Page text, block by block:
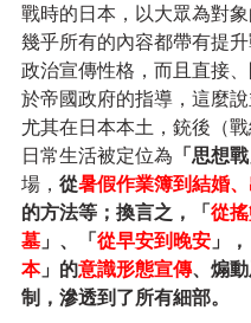
戰時的日本，以大眾為對象
幾乎所有的內容都帶有提
政治宣傳性格，而且直接
於帝國政府的指導，這麼說
尤其在日本本土，銃後（
日常生活被定位為 「思想戰
場， 從暑假作業簿到結婚
的方法等；換言之，「 從
墓 」、「 從早安到晚安 」
本」的意識形態宣傳、煽
制，滲透到了所有細部。